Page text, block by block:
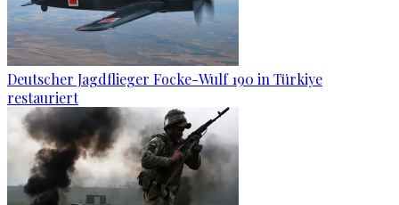
Deutscher Jagdflieger Focke-Wulf 190 in Türkiye
restauriert